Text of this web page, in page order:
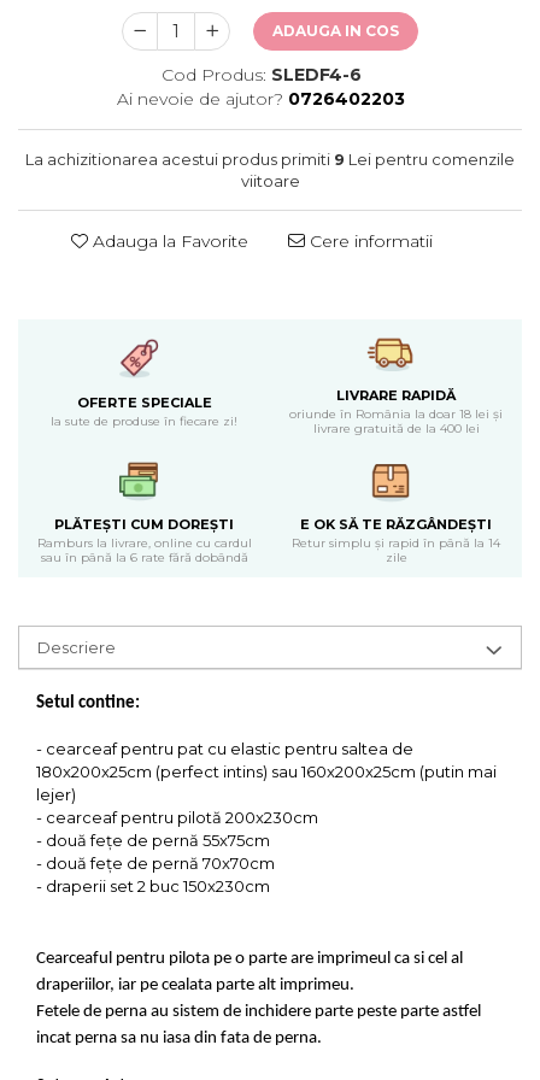
Lenjerii Catifea
Cearceaf cu elastic
Cearceaf normal
Lenjerii Pufoase Fluffy/ Rabbit
Bumbac Neted Nesatinat
Bumbac 100%
Lenjerii Matase
Lenjerii pentru PASTE
Set Lenjerie + Draperii Pat Dublu
Huse Impermeabile
Huse Impermeabile 160x200cm
Huse Impermeabile 180x200cm
ADAUGA IN COS
Cod Produs: SLEDF4-6
Ai nevoie de ajutor? 0726402203
La achizitionarea acestui produs primiti 9 Lei pentru comenzile
viitoare
Adauga la Favorite Cere informatii
OFERTE SPECIALE
la sute de produse în fiecare zi!
LIVRARE RAPIDĂ
oriunde în România la doar 18 lei și
livrare gratuită de la 400 lei
PLĂTEȘTI CUM DOREȘTI
Ramburs la livrare, online cu cardul
sau în până la 6 rate fără dobândă
E OK SĂ TE RĂZGÂNDEȘTI
Retur simplu și rapid în până la 14
zile
Descriere
Setul contine:
- cearceaf pentru pat cu elastic pentru saltea de
180x200x25cm (perfect intins) sau 160x200x25cm (putin mai
lejer)
- cearceaf pentru pilotă 200x230cm
- două fețe de pernă 55x75cm
- două fețe de pernă 70x70cm
- draperii set 2 buc 150x230cm
Cearceaful pentru pilota pe o parte are imprimeul ca si cel al
draperiilor, iar pe cealata parte alt imprimeu.
Fetele de perna au sistem de inchidere parte peste parte astfel
incat perna sa nu iasa din fata de perna.